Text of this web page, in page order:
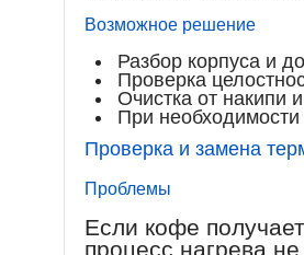
Возможное решение
Разбор корпуса и
Проверка
Очистка от накипи
При
Проверка и замена
Проблемы
Если кофе
процесс нагрева